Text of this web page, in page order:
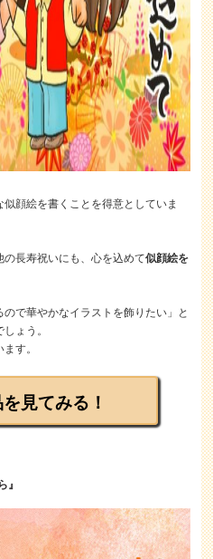
似顔絵を書くことを得意としていま
長寿祝いにも、心を込めて似顔絵を
ので華やかなイラストを飾りたい」と
ょう。
す。
見てみる！
』